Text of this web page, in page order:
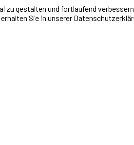
zu gestalten und fortlaufend
Sie in unserer